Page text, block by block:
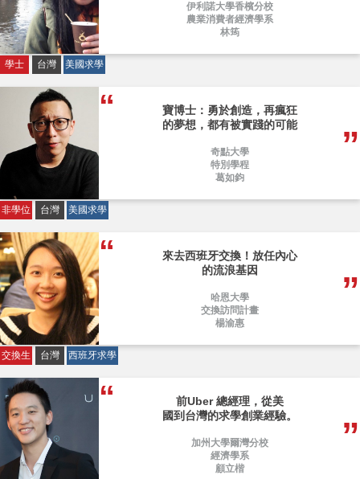
伊利諾大學香檳分校
農業消費者經濟學系
林筠
學士 台灣 美國求學
寶博士：勇於創造，再瘋狂
的夢想，都有被實踐的可能
奇點大學
特別學程
葛如鈞
非學位 台灣 美國求學
來去西班牙交換！放任內心
的流浪基因
哈恩大學
交換訪問計畫
楊渝惠
交換生 台灣 西班牙求學
前Uber 總經理，從美
國到台灣的求學創業經驗。
加州大學爾灣分校
經濟學系
顧立楷